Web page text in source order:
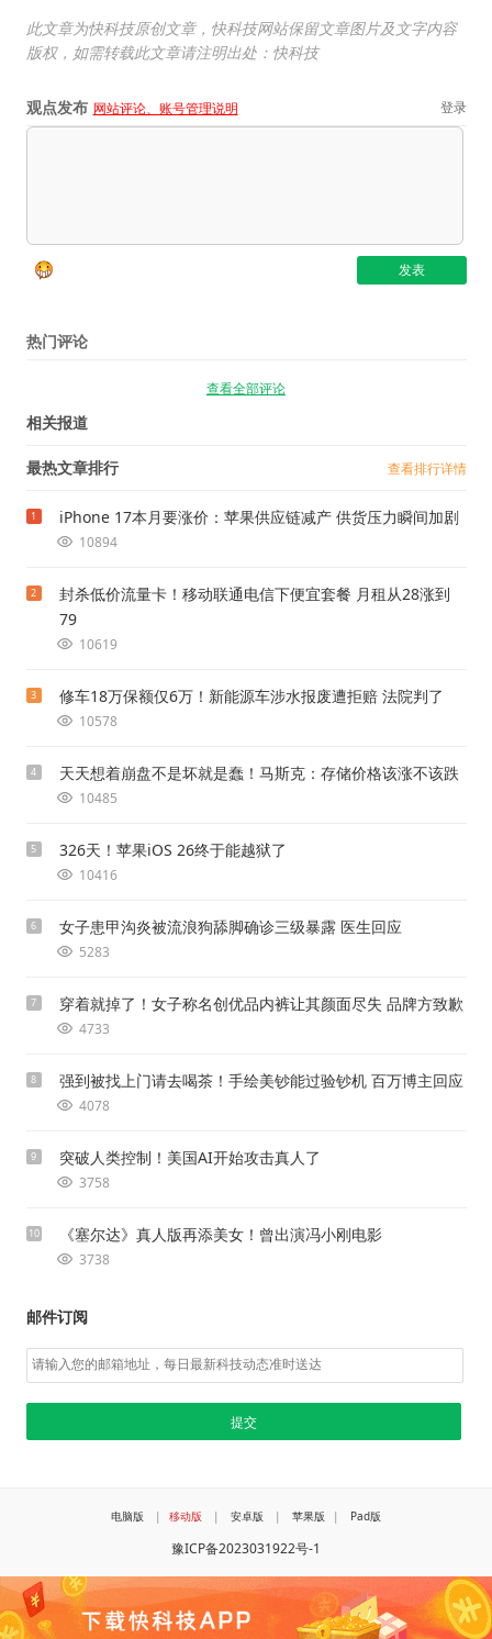
此文章为快科技原创文章，快科技网站保留文章图片及文字内容
版权，如需转载此文章请注明出处：快科技
观点发布 网站评论、账号管理说明 登录
热门评论
查看全部评论
相关报道
最热文章排行 查看排行详情
1 iPhone 17本月要涨价：苹果供应链减产 供货压力瞬间加剧
10894
2
封杀低价流量卡！移动联通电信下便宜套餐 月租从28涨到
79
10619
3 修车18万保额仅6万！新能源车涉水报废遭拒赔 法院判了
10578
4 天天想着崩盘不是坏就是蠢！马斯克：存储价格该涨不该跌
10485
5 326天！苹果iOS 26终于能越狱了
10416
6 女子患甲沟炎被流浪狗舔脚确诊三级暴露 医生回应
5283
7 穿着就掉了！女子称名创优品内裤让其颜面尽失 品牌方致歉
4733
8 强到被找上门请去喝茶！手绘美钞能过验钞机 百万博主回应
4078
9 突破人类控制！美国AI开始攻击真人了
3758
10 《塞尔达》真人版再添美女！曾出演冯小刚电影
3738
邮件订阅
电脑版 | 移动版 | 安卓版 | 苹果版 | Pad版
豫ICP备2023031922号-1